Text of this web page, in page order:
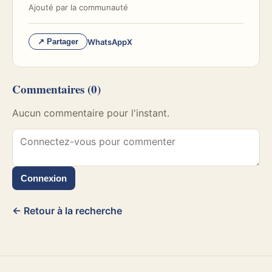
Ajouté par la communauté
↗ Partager WhatsAppX
Commentaires (0)
Aucun commentaire pour l'instant.
Connexion
← Retour à la recherche